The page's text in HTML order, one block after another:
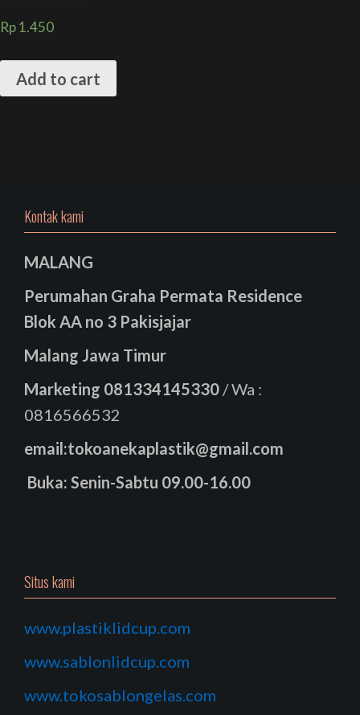
Rp1.450
Add to cart
Kontak kami
MALANG
Perumahan Graha Permata Residence
Blok AA no 3 Pakisjajar
Malang Jawa Timur
Marketing 081334145330 / Wa :
0816566532
email:tokoanekaplastik@gmail.com
Buka: Senin-Sabtu 09.00-16.00
Situs kami
www.plastiklidcup.com
www.sablonlidcup.com
www.tokosablongelas.com